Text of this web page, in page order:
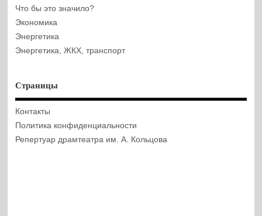
Что бы это значило?
Экономика
Энергетика
Энергетика, ЖКХ, транспорт
Страницы
Контакты
Политика конфиденциальности
Репертуар драмтеатра им. А. Кольцова